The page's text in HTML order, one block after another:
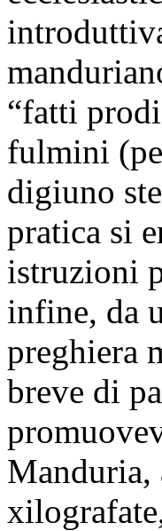
“fatti
fulmini
digiuno
pratica si
istruzioni
infine, da
preghiera
breve di
Manduria,